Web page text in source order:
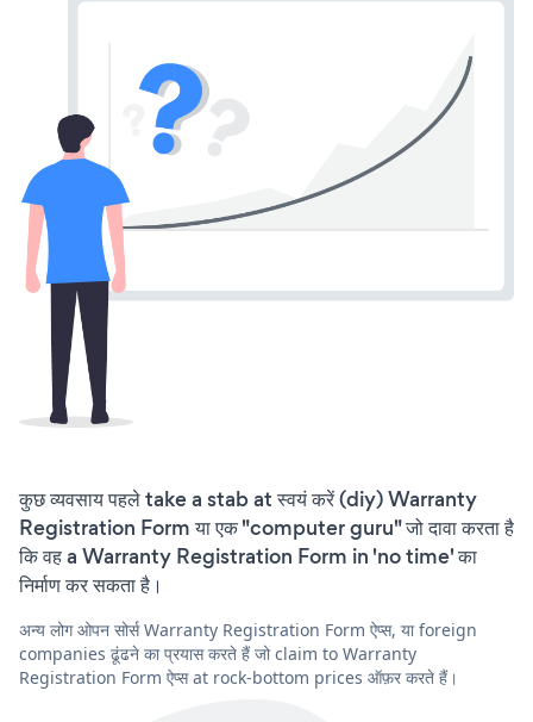
कुछ व्यवसाय पहले take a stab at स्वयं करें (diy) Warranty
Registration Form या एक "computer guru" जो दावा करता है
कि वह a Warranty Registration Form in 'no time' का
निर्माण कर सकता है।
अन्य लोग ओपन सोर्स Warranty Registration Form ऐप्स, या foreign
companies ढूंढने का प्रयास करते हैं जो claim to Warranty
Registration Form ऐप्स at rock-bottom prices ऑफ़र करते हैं।